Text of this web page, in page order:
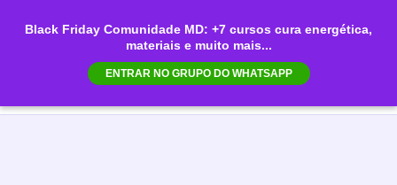
Black Friday Comunidade MD: +7 cursos cura energética,
materiais e muito mais...
ENTRAR NO GRUPO DO WHATSAPP
para